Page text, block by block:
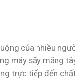
của nhiều
máy sấy măng
trực tiếp đến